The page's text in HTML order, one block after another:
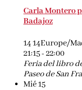
Carla Montero
Badajoz
14 14Europe/
21:15-22:00
Feria del libro
Paseo de San
Mié15